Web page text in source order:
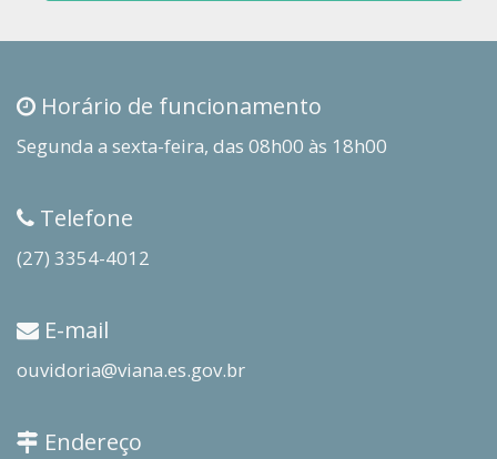
Horário de funcionamento
Segunda a sexta-feira, das 08h00 às 18h00
Telefone
(27) 3354-4012
E-mail
ouvidoria@viana.es.gov.br
Endereço